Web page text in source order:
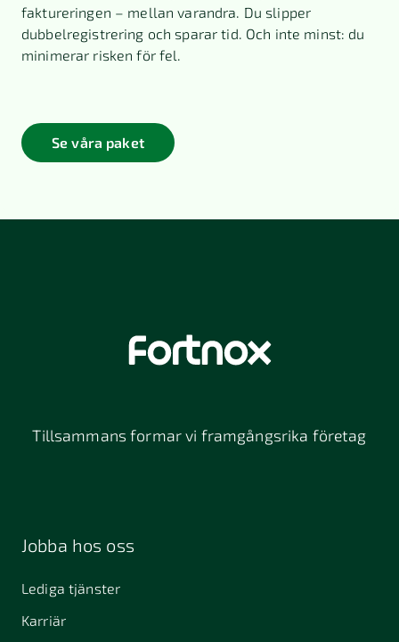
faktureringen – mellan varandra. Du slipper
dubbelregistrering och sparar tid. Och inte minst: du
minimerar risken för fel.
Se våra paket
Tillsammans formar vi framgångsrika företag
Jobba hos oss
Lediga tjänster
Karriär